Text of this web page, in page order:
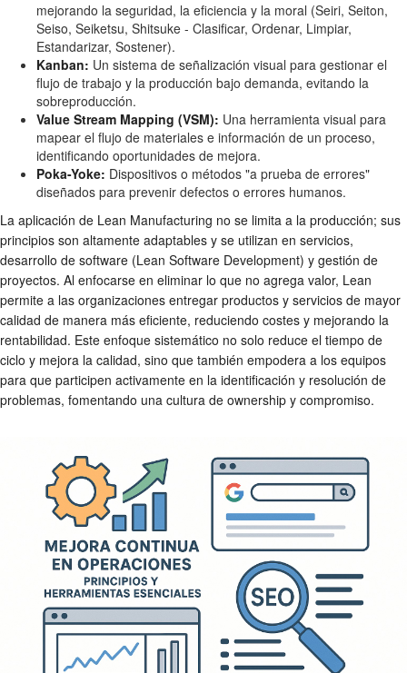
mejorando la seguridad, la eficiencia y la moral (Seiri, Seiton,
Seiso, Seiketsu, Shitsuke - Clasificar, Ordenar, Limpiar,
Estandarizar, Sostener).
Kanban: Un sistema de señalización visual para gestionar el
flujo de trabajo y la producción bajo demanda, evitando la
sobreproducción.
Value Stream Mapping (VSM): Una herramienta visual para
mapear el flujo de materiales e información de un proceso,
identificando oportunidades de mejora.
Poka-Yoke: Dispositivos o métodos "a prueba de errores"
diseñados para prevenir defectos o errores humanos.
La aplicación de Lean Manufacturing no se limita a la producción; sus
principios son altamente adaptables y se utilizan en servicios,
desarrollo de software (Lean Software Development) y gestión de
proyectos. Al enfocarse en eliminar lo que no agrega valor, Lean
permite a las organizaciones entregar productos y servicios de mayor
calidad de manera más eficiente, reduciendo costes y mejorando la
rentabilidad. Este enfoque sistemático no solo reduce el tiempo de
ciclo y mejora la calidad, sino que también empodera a los equipos
para que participen activamente en la identificación y resolución de
problemas, fomentando una cultura de ownership y compromiso.